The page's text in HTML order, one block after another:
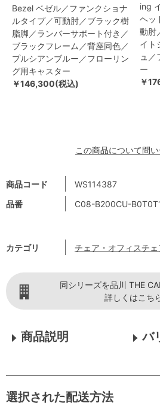
商品コード
WS114387
品番
C08-B200CU-
カテゴリ チェア・オフィスチェ
Bezel ベゼル／ファンクショナ
ルタイプ／可動肘／ブラック樹
脂脚／ランバーサポート付き／
ブラックフレーム／背座同色／
プルシアンブルー／フローリン
グ用キャスター
￥146,300(税込)
ing
ヘッ
動肘
イト
ュ／
ー
￥
この商品について問
同シリーズを品川 THE
詳しくはこち
商品説明 バ
選択された配送方法